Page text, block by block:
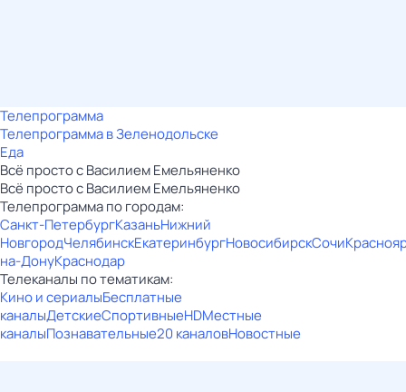
Телепрограмма
Телепрограмма в Зеленодольске
Еда
Всё просто с Василием Емельяненко
Всё просто с Василием Емельяненко
Телепрограмма по городам:
Санкт-ПетербургКазаньНижний
НовгородЧелябинскЕкатеринбургНовосибирскСочи
на-ДонуКраснодар
Телеканалы по тематикам:
Кино и сериалыБесплатные
каналыДетскиеСпортивныеHDМестные
каналыПознавательные20 каналовНовостные